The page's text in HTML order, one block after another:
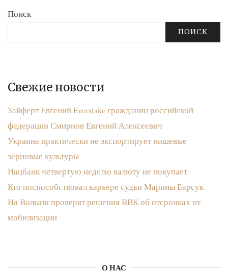
Поиск
ПОИСК
Свежие новости
Зайферт Евгений Everstake гражданин российской
федерации Смирнов Евгений Алексеевич
Украина практически не экспортирует нишевые
зерновые культуры
Нацбанк четвертую неделю валюту не покупает
Кто поспособствовал карьере судьи Марины Барсук
На Волыни проверят решения ВВК об отсрочках от
мобилизации
О НАС